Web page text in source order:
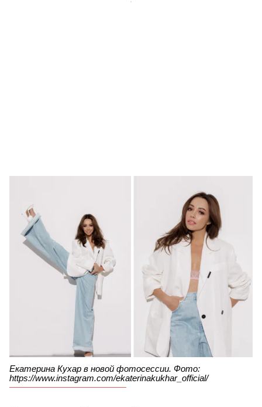
Екатерина Кухар в новой фотосессии. Фото:
https://www.instagram.com/ekaterinakukhar_official/